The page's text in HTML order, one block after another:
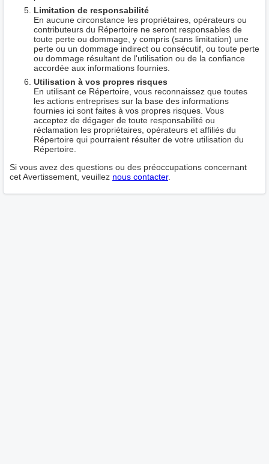
Limitation de responsabilité
En aucune circonstance les propriétaires, opérateurs ou
contributeurs du Répertoire ne seront responsables de
toute perte ou dommage, y compris (sans limitation) une
perte ou un dommage indirect ou consécutif, ou toute perte
ou dommage résultant de l'utilisation ou de la confiance
accordée aux informations fournies.
Utilisation à vos propres risques
En utilisant ce Répertoire, vous reconnaissez que toutes
les actions entreprises sur la base des informations
fournies ici sont faites à vos propres risques. Vous
acceptez de dégager de toute responsabilité ou
réclamation les propriétaires, opérateurs et affiliés du
Répertoire qui pourraient résulter de votre utilisation du
Répertoire.
Si vous avez des questions ou des préoccupations concernant
cet Avertissement, veuillez nous contacter.